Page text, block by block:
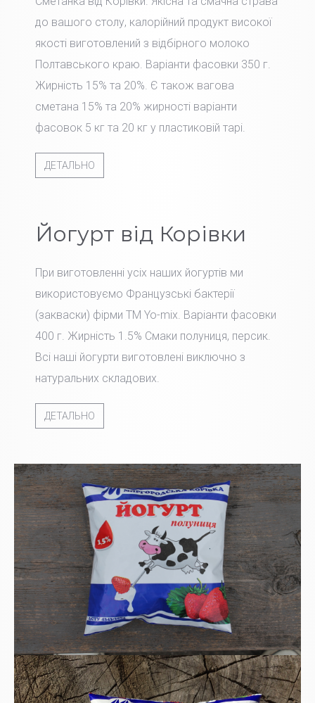
до вашого столу, калорійний продукт високої
якості виготовлений з відбірного молоко
Полтавського краю. Варіанти фасовки 350 г.
Жирність 15% та 20%. Є також вагова
сметана 15% та 20% жирності варіанти
фасовок 5 кг та 20 кг у пластиковій тарі.
ДЕТАЛЬНО
Йогурт від Корівки
При виготовленні усіх наших йогуртів ми
використовуємо Французські бактерії
(закваски) фірми TM Yo-mix. Варіанти фасовки
400 г. Жирність 1.5% Смаки полуниця, персик.
Всі наші йогурти виготовлені виключно з
натуральних складових.
ДЕТАЛЬНО